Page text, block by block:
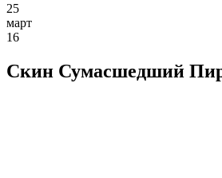
25
март
16
Скин Сумасшедший